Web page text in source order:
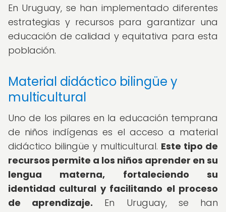
En Uruguay, se han implementado diferentes
estrategias y recursos para garantizar una
educación de calidad y equitativa para esta
población.
Material didáctico bilingüe y
multicultural
Uno de los pilares en la educación temprana
de niños indígenas es el acceso a material
didáctico bilingüe y multicultural. Este tipo de
recursos permite a los niños aprender en su
lengua materna, fortaleciendo su
identidad cultural y facilitando el proceso
de aprendizaje. En Uruguay, se han